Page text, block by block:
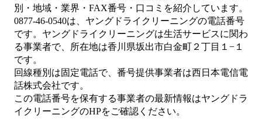
別・地域・業界・FAX番号・口コミを紹介しています。
0877-46-0540は、 ヤングドライクリーニングの電話番号
です。 ヤングドライクリーニングは生活サービスに関わ
る事業者で、所在地は香川県坂出市白金町２丁目１−１
です。
回線種別は固定電話で、番号提供事業者は西日本電信電
話株式会社です。
この電話番号を保有する事業者の最新情報はヤングドラ
イクリーニングのHPをご確認ください。